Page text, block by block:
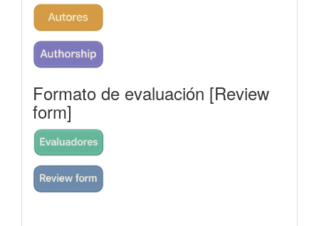
Formato de evaluación [Review
form]